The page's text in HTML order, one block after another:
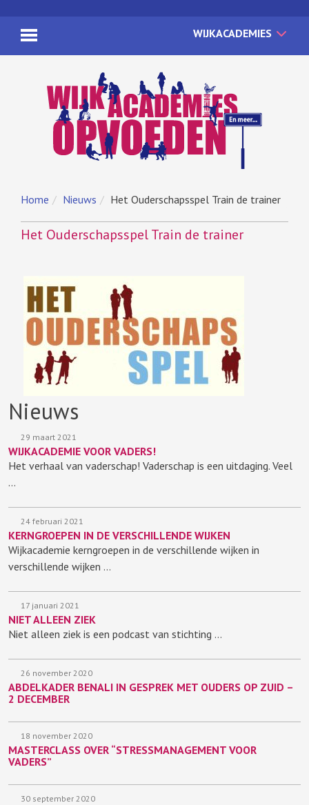
WIJKACADEMIES
Home Nieuws Het Ouderschapsspel Train de trainer
Het Ouderschapsspel Train de trainer
Nieuws
29 maart 2021
WIJKACADEMIE VOOR VADERS!
Het verhaal van vaderschap! Vaderschap is een uitdaging. Veel
…
24 februari 2021
KERNGROEPEN IN DE VERSCHILLENDE WIJKEN
Wijkacademie kerngroepen in de verschillende wijken in
verschillende wijken …
17 januari 2021
NIET ALLEEN ZIEK
Niet alleen ziek is een podcast van stichting …
26 november 2020
ABDELKADER BENALI IN GESPREK MET OUDERS OP ZUID –
2 DECEMBER
18 november 2020
MASTERCLASS OVER “STRESSMANAGEMENT VOOR
VADERS”
30 september 2020